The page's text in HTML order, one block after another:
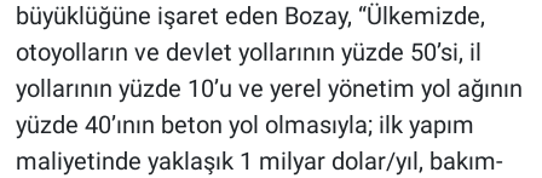
büyüklüğüne işaret eden Bozay, “Ülkemizde,
otoyolların ve devlet yollarının yüzde 50’si, il
yollarının yüzde 10’u ve yerel yönetim yol ağının
yüzde 40’ının beton yol olmasıyla; ilk yapım
maliyetinde yaklaşık 1 milyar dolar/yıl, bakım-